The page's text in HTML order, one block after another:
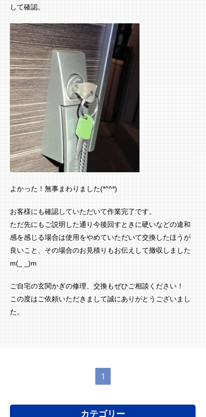
して確認。
よかった！無事まわりました(*^^*)
お客様にも確認していただいて作業完了です。
ただ先にもご説明した通り今後回すときに硬いなどの違和
感を感じる場合は使用をやめていただいて交換したほうが
良いこと、その場合のお見積りもお伝えして撤収しました
m(_ _)m
ご自宅の玄関かぎの修理、交換もぜひご相談ください！
この度はご依頼いただきまして誠にありがとうございまし
た。
1
カテゴリー